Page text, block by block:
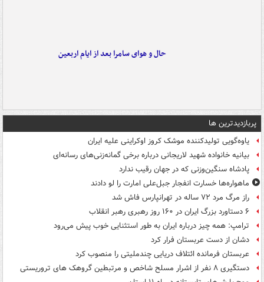
حال و هوای سامرا بعد از ایام اربعین
پربازدیدترین ها
یاوه‌گویی تولیدکننده موشک کروز اوکراینی علیه ایران
بیانیه خانواده شهید لاریجانی درباره برخی گمانه‌زنی‌های رسانه‌ای
پادشاه سنگین‌وزنی که در جهان رقیب ندارد
ماهواره‌ها خسارت انفجار جبل‌علی امارت را لو دادند
راز مرگ مرد ۷۲ ساله در تهرانپارس فاش شد
۶ دستاورد بزرگ ایران در ۱۶۰ روز رهبری رهبر انقلاب
ترامپ: همه چیز درباره ایران به طور استثنایی خوب پیش می‌رود
دشان از دست عربستان فرار کرد
عربستان فرمانده ائتلاف دریایی چندملیتی را منصوب کرد
دستگیری ۸ نفر از اشرار مسلح شاخص و مرتبطین گروهک های تروریستی